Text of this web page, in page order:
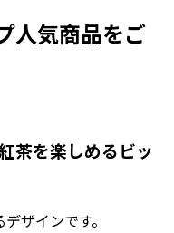
人気商品をご
茶を楽しめるビッ
ザインです。